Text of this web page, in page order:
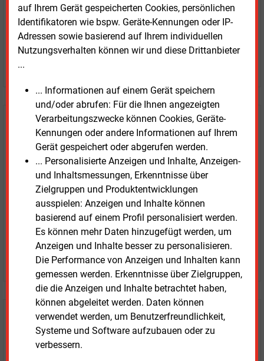
auf Ihrem Gerät gespeicherten Cookies, persönlichen
Identifikatoren wie bspw. Geräte-Kennungen oder IP-
Adressen sowie basierend auf Ihrem individuellen
Nutzungsverhalten können wir und diese Drittanbieter
...
... Informationen auf einem Gerät speichern
und/oder abrufen: Für die Ihnen angezeigten
Verarbeitungszwecke können Cookies, Geräte-
Kennungen oder andere Informationen auf Ihrem
Gerät gespeichert oder abgerufen werden.
... Personalisierte Anzeigen und Inhalte, Anzeigen-
und Inhaltsmessungen, Erkenntnisse über
Zielgruppen und Produktentwicklungen
ausspielen: Anzeigen und Inhalte können
basierend auf einem Profil personalisiert werden.
Es können mehr Daten hinzugefügt werden, um
Anzeigen und Inhalte besser zu personalisieren.
Die Performance von Anzeigen und Inhalten kann
gemessen werden. Erkenntnisse über Zielgruppen,
die die Anzeigen und Inhalte betrachtet haben,
können abgeleitet werden. Daten können
verwendet werden, um Benutzerfreundlichkeit,
Systeme und Software aufzubauen oder zu
verbessern.
Testen SieE&M
kostenlos und
unverbindlich
Zwei Wochen kostenfreier Zugang
Zugang auf stündlich aktualisierte Nachrichten mit
Prognose- und Marktdaten
+ einmal täglich E&M daily
+ zwei Ausgaben der Zeitung E&M
ohne automatische Verlängerung
JETZT KOSTENLOS TESTEN
Login für Kunden